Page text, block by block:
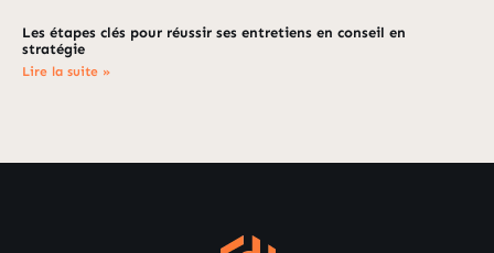
Les étapes clés pour réussir ses entretiens en conseil en
stratégie
Lire la suite »